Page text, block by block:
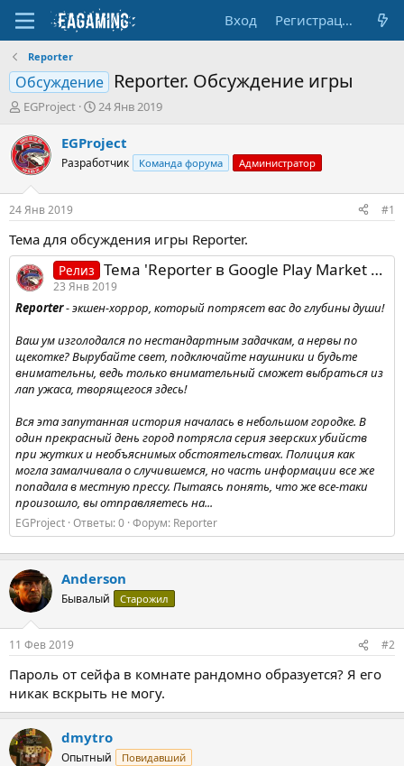
Вход Регистрация
Reporter
Обсуждение Reporter. Обсуждение игры
А
т
о
р
т
е
м
ы
EGProject
Д
т
а
н
а
л
а
24 Янв 2019
EGProject
Разработчик Команда форума Администратор
24 Янв 2019 #1
Тема для обсуждения игры Reporter.
Релиз Тема 'Reporter в Google Play Market и App Store'
23 Янв 2019
Reporter- экшен-хоррор, который потрясет вас до глубины души!
Ваш ум изголодался по нестандартным задачкам, а нервы по
щекотке? Вырубайте свет, подключайте наушники и будьте
внимательны, ведь только внимательный сможет выбраться из
лап ужаса, творящегося здесь!
Вся эта запутанная история началась в небольшом городке. В
один прекрасный день город потрясла серия зверских убийств
при жутких и необъяснимых обстоятельствах. Полиция как
могла замалчивала о случившемся, но часть информации все же
попадала в местную прессу. Пытаясь понять, что же все-таки
произошло, вы отправляетесь на...
EGProject Ответы: 0 Форум: Reporter
Anderson
Бывалый Старожил
11 Фев 2019 #2
Пароль от сейфа в комнате рандомно образуется? Я его
никак вскрыть не могу.
dmytro
Опытный Повидавший